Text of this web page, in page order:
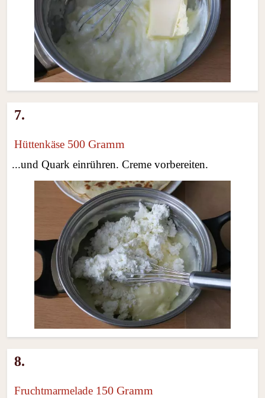
7.
Hüttenkäse 500 Gramm
...und Quark einrühren. Creme vorbereiten.
8.
Fruchtmarmelade 150 Gramm